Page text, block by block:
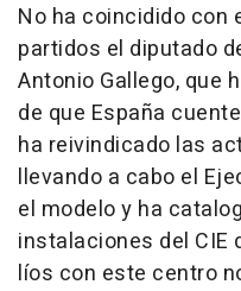
No ha coincidido con
partidos el diputado
Antonio Gallego, que
de que España
ha reivindicado las
llevando a cabo el
el modelo y ha
instalaciones del CIE
líos con este centro